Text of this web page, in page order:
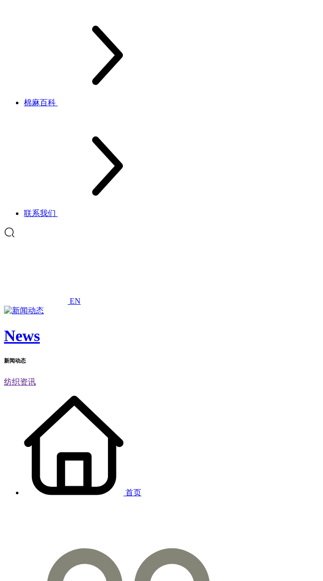
棉麻百科
联系我们
EN
News
新闻动态
纺织资讯
首页